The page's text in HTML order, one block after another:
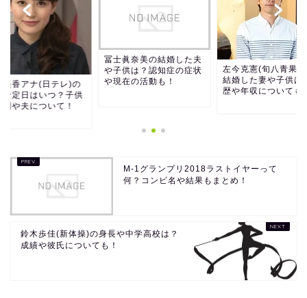
美香アナ(日テレ)の
予定日はいつ？子供
別や夫について！
冨士眞奈美の結婚した夫
や子供は？認知症の症状
や現在の活動も！
左今克憲(旬八青果
結婚した妻や子供は
歴や年収についても
M-1グランプリ2018ラストイヤーって
何？コンビ名や結果もまとめ！
鈴木歩佳(新体操)の身長や中学高校は？
成績や彼氏についても！